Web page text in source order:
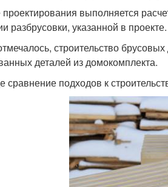
выполняется
разбрусовки, указанной в проекте.
строительство
деталей из домокомплекта.
сравнение подходов к